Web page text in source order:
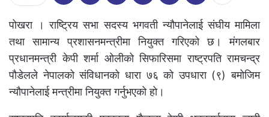
पोखरा । राष्ट्रिय सभा सदस्य भगवती न्यौपानेलाई संघीय मामिला
तथा सामान्य प्रशासनमन्त्रीमा नियुक्त गरिएको छ। मंगलबार
प्रधानमन्त्री केपी शर्मा ओलीको सिफारिसमा राष्ट्रपति रामचन्द्र
पौडेलले नेपालको संविधानको धारा ७६ को उपधारा (९) बमोजिम
न्यौपानेलाई मन्त्रीमा नियुक्त गर्नुभएको हो।